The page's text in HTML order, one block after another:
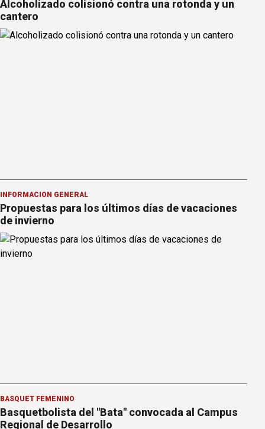
Alcoholizado colisionó contra una rotonda y un
cantero
INFORMACION GENERAL
Propuestas para los últimos días de vacaciones
de invierno
BÁSQUET FEMENINO
Basquetbolista del "Bata" convocada al Campus
Regional de Desarrollo